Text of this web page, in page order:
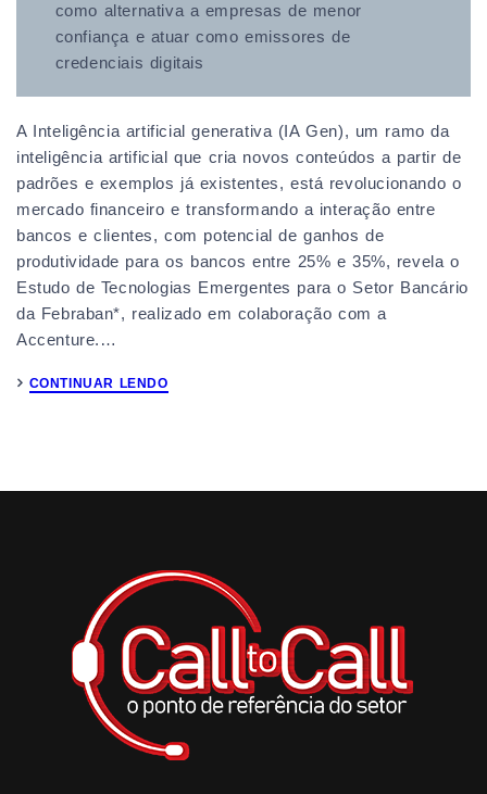
como alternativa a empresas de menor
confiança e atuar como emissores de
credenciais digitais
A Inteligência artificial generativa (IA Gen), um ramo da
inteligência artificial que cria novos conteúdos a partir de
padrões e exemplos já existentes, está revolucionando o
mercado financeiro e transformando a interação entre
bancos e clientes, com potencial de ganhos de
produtividade para os bancos entre 25% e 35%, revela o
Estudo de Tecnologias Emergentes para o Setor Bancário
da Febraban*, realizado em colaboração com a
Accenture.…
CONTINUAR LENDO